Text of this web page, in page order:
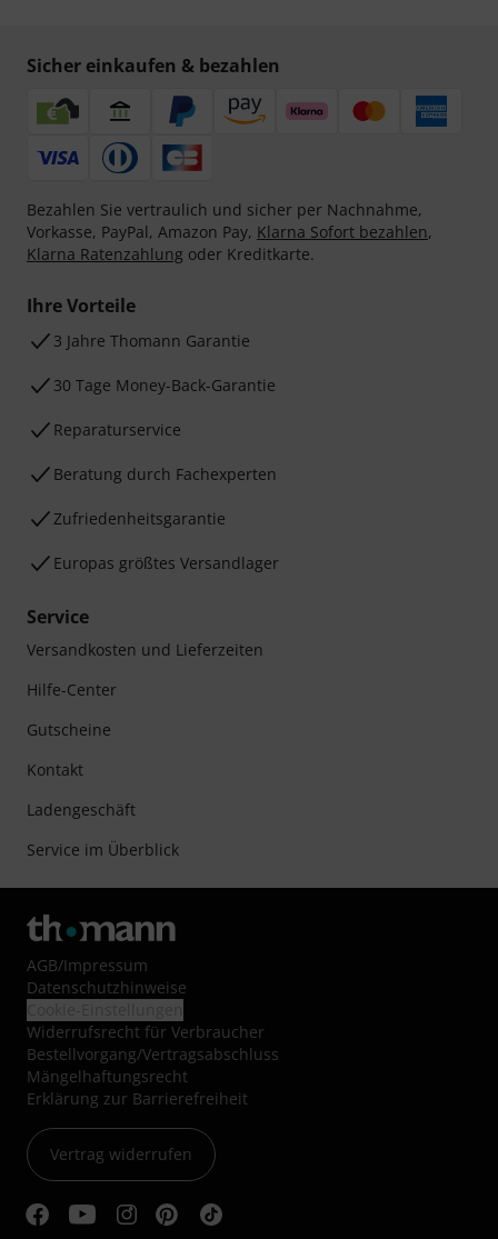
Sicher einkaufen & bezahlen
Bezahlen Sie vertraulich und sicher per Nachnahme,
Vorkasse, PayPal, Amazon Pay, Klarna Sofort bezahlen,
Klarna Ratenzahlung oder Kreditkarte.
Ihre Vorteile
3 Jahre Thomann Garantie
30 Tage Money-Back-Garantie
Reparaturservice
Beratung durch Fachexperten
Zufriedenheitsgarantie
Europas größtes Versandlager
Service
Versandkosten und Lieferzeiten
Hilfe-Center
Gutscheine
Kontakt
Ladengeschäft
Service im Überblick
AGB/Impressum
Datenschutzhinweise
Widerrufsrecht für Verbraucher
Bestellvorgang/Vertragsabschluss
Mängelhaftungsrecht
Erklärung zur Barrierefreiheit
Vertrag widerrufen